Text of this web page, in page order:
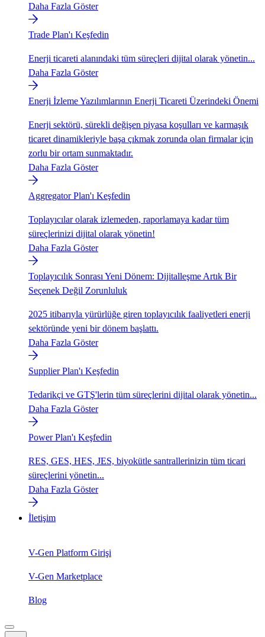
Daha Fazla Göster
Trade Plan'ı Keşfedin
Enerji ticareti alanındaki tüm süreçleri dijital olarak yönetin...
Daha Fazla Göster
Enerji İzleme Yazılımlarının Enerji Ticareti Üzerindeki Önemi
Enerji sektörü, sürekli değişen piyasa koşulları ve karmaşık
ticaret dinamikleriyle başa çıkmak zorunda olan firmalar için
zorlu bir ortam sunmaktadır.
Daha Fazla Göster
Aggregator Plan'ı Keşfedin
Toplayıcılar olarak izlemeden, raporlamaya kadar tüm
süreçlerinizi dijital olarak yönetin!
Daha Fazla Göster
Toplayıcılık Sonrası Yeni Dönem: Dijitalleşme Artık Bir
Seçenek Değil Zorunluluk
2025 itibarıyla yürürlüğe giren toplayıcılık faaliyetleri enerji
sektöründe yeni bir dönem başlattı.
Daha Fazla Göster
Supplier Plan'ı Keşfedin
Tedarikçi ve GTŞ'lerin tüm süreçlerini dijital olarak yönetin...
Daha Fazla Göster
Power Plan'ı Keşfedin
RES, GES, HES, JES, biyokütle santrallerinizin tüm ticari
süreçlerini yönetin...
Daha Fazla Göster
İletişim
V-Gen Platform Girişi
V-Gen Marketplace
Blog